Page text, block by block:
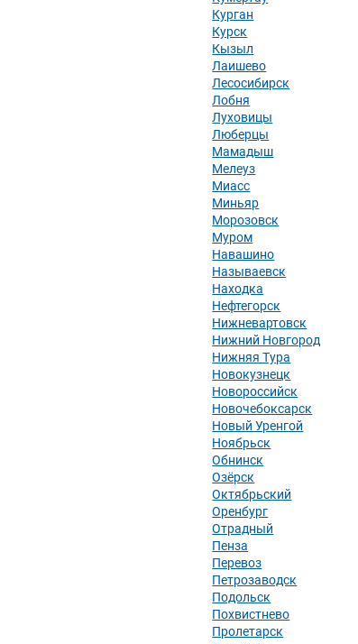
Курган
Курск
Кызыл
Лаишево
Лесосибирск
Лобня
Луховицы
Люберцы
Мамадыш
Мелеуз
Миасс
Миньяр
Морозовск
Муром
Навашино
Называевск
Находка
Нефтегорск
Нижневартовск
Нижний Новгород
Нижняя Тура
Новокузнецк
Новороссийск
Новочебоксарск
Новый Уренгой
Ноябрьск
Обнинск
Озёрск
Октябрьский
Оренбург
Отрадный
Пенза
Перевоз
Петрозаводск
Подольск
Похвистнево
Пролетарск